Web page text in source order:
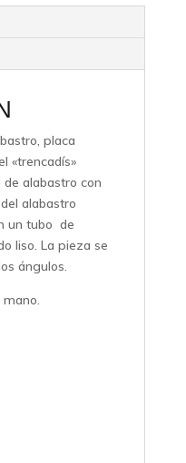
placa
«trencadís»
de alabastro con
alabastro
un tubo de
liso. La pieza se
ángulos.